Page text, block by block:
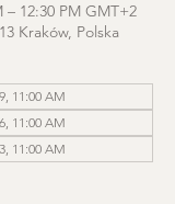
– 12:30 PM GMT+2
Kraków, Polska
11:00 AM
11:00 AM
11:00 AM